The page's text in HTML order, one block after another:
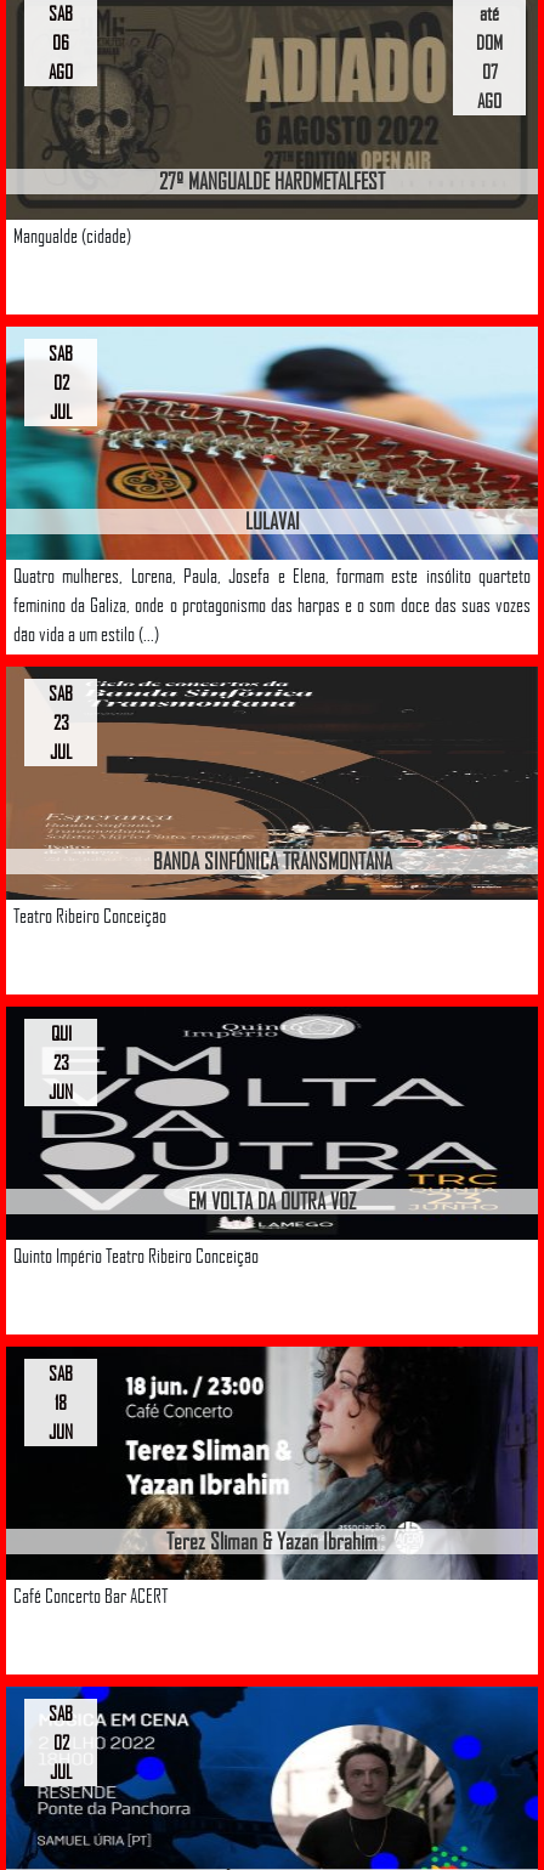
27º MANGUALDE HARDMETALFEST
Mangualde (cidade)
até
DOM
07
AGO
SAB
06
AGO
LULAVAI
Quatro mulheres, Lorena, Paula, Josefa e Elena, formam este insólito quarteto
feminino da Galiza, onde o protagonismo das harpas e o som doce das suas vozes
dão vida a um estilo (...)
SAB
02
JUL
BANDA SINFÓNICA TRANSMONTANA
Teatro Ribeiro Conceição
SAB
23
JUL
EM VOLTA DA OUTRA VOZ
Quinto Império Teatro Ribeiro Conceição
QUI
23
JUN
Terez Sliman & Yazan Ibrahim
Café Concerto Bar ACERT
SAB
18
JUN
SAB
02
JUL